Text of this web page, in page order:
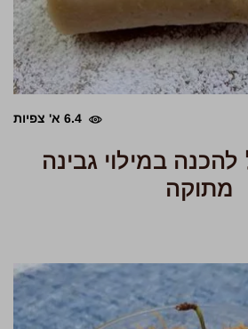
6.4 א' צפיות
במילוי גבינה
מתוקה